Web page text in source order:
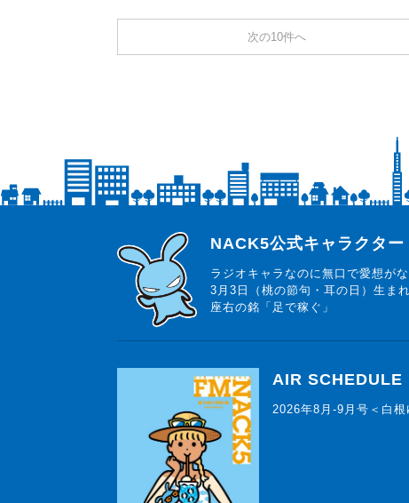
次の10件へ
らじっと君
NACK5公式キャラクター
ラジオキャラなのに無口で愛想が
3月3日（桃の節句・耳の日）生ま
座右の銘「足で稼ぐ」
AIR SCHEDULE
2026年8月-9月号＜白根